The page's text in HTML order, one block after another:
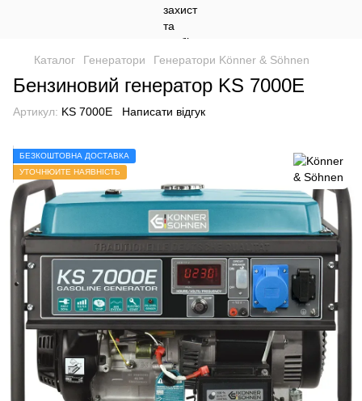
Каталог Генератори Генератори Könner & Söhnen
Бензиновий генератор KS 7000E
Артикул: KS 7000E Написати відгук
БЕЗКОШТОВНА ДОСТАВКА
УТОЧНЮЙТЕ НАЯВНІСТЬ